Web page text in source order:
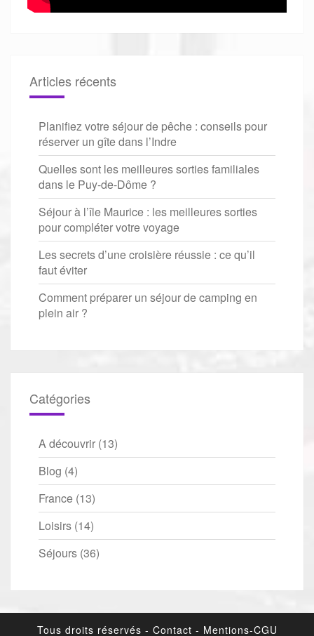
Articles récents
Planifiez votre séjour de pêche : conseils pour
réserver un gîte dans l’Indre
Quelles sont les meilleures sorties familiales
dans le Puy-de-Dôme ?
Séjour à l’île Maurice : les meilleures sorties
pour compléter votre voyage
Les secrets d’une croisière réussie : ce qu’il
faut éviter
Comment préparer un séjour de camping en
plein air ?
Catégories
A découvrir (13)
Blog (4)
France (13)
Loisirs (14)
Séjours (36)
Tous droits réservés - Contact - Mentions-CGU